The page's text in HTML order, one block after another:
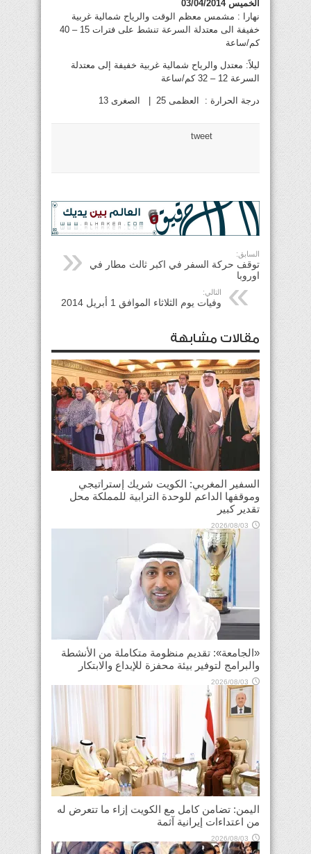
الخميس 03/04/2014
نهارا : مشمس معظم الوقت والرياح شمالية غربية
خفيفة الى معتدلة السرعة تنشط على فترات 15 – 40
كم/ساعة
ليلاً: معتدل والرياح شمالية غربية خفيفة إلى معتدلة
السرعة 12 – 32 كم/ساعة
درجة الحرارة : العظمى 25 | الصغرى 13
tweet
السابق:
توقف حركة السفر في اكبر ثالث مطار في
اوروبا
التالي:
وفيات يوم الثلاثاء الموافق 1 أبريل 2014
مقالات مشابهة
السفير المغربي: الكويت شريك إستراتيجي
وموقفها الداعم للوحدة الترابية للمملكة محل
تقدير كبير
2026/08/03
«الجامعة»: تقديم منظومة متكاملة من الأنشطة
والبرامج لتوفير بيئة محفزة للإبداع والابتكار
2026/08/03
اليمن: تضامن كامل مع الكويت إزاء ما تتعرض له
من اعتداءات إيرانية آثمة
2026/08/03